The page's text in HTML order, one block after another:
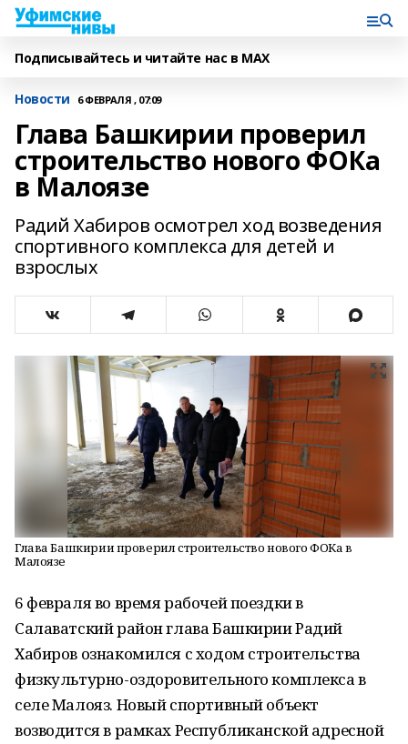
Подписывайтесь и читайте нас в MAX
Новости 6 ФЕВРАЛЯ , 07:09
Глава Башкирии проверил
строительство нового ФОКа
в Малоязе
Радий Хабиров осмотрел ход возведения
спортивного комплекса для детей и
взрослых
Глава Башкирии проверил строительство нового ФОКа в
Малоязе
6 февраля во время рабочей поездки в
Салаватский район глава Башкирии Радий
Хабиров ознакомился с ходом строительства
физкультурно-оздоровительного комплекса в
селе Малояз. Новый спортивный объект
возводится в рамках Республиканской адресной